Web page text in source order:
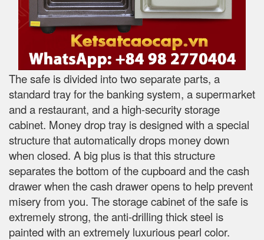
The safe is divided into two separate parts, a
standard tray for the banking system, a supermarket
and a restaurant, and a high-security storage
cabinet. Money drop tray is designed with a special
structure that automatically drops money down
when closed. A big plus is that this structure
separates the bottom of the cupboard and the cash
drawer when the cash drawer opens to help prevent
misery from you. The storage cabinet of the safe is
extremely strong, the anti-drilling thick steel is
painted with an extremely luxurious pearl color.